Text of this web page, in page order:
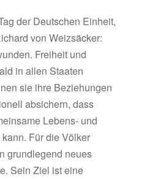
der Deutschen Einheit,
von Weizsäcker:
Freiheit und
in allen Staaten
sie ihre Beziehungen
absichern, dass
Lebens- und
Für die Völker
grundlegend neues
Sein Ziel ist eine